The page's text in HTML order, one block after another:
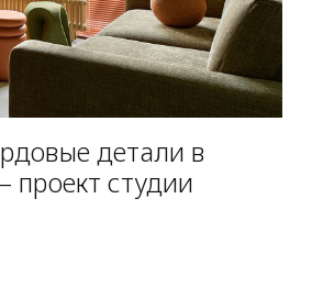
детали в
проект студии